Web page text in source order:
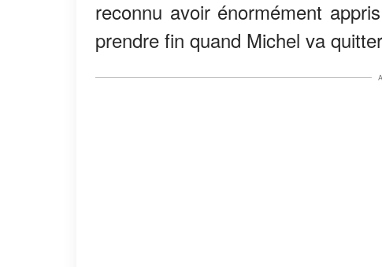
reconnu avoir énormément
prendre fin quand Michel va